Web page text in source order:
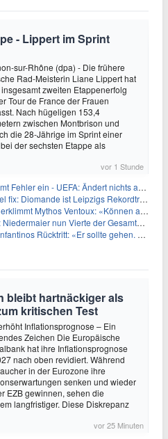
- Lippert im Sprint
sur-Rhône (dpa) - Die frühere
Rad-Meisterin Liane Lippert hat
zweiten Etappenerfolg
Tour de France der Frauen
Nach hügeligen 153,4
zwischen Montbrison und
die 28-Jährige im Sprint einer
der sechsten Etappe als
vor 1 Stunde
ein - UEFA: Ändert nichts an Boykott
Diomande ist Leipzigs Rekordtransfer
Mythos Ventoux: «Können alles schaffen»
nun Vierte der Gesamtwertung
Rücktritt: «Er sollte gehen. Jetzt»
bleibt hartnäckiger als
kritischen Test
Inflationsprognose – Ein
Zeichen Die Europäische
hat ihre Inflationsprognose
nach oben revidiert. Während
in der Eurozone ihre
senken und wieder
EZB gewinnen, sehen die
langfristiger. Diese Diskrepanz
vor 25 Minuten